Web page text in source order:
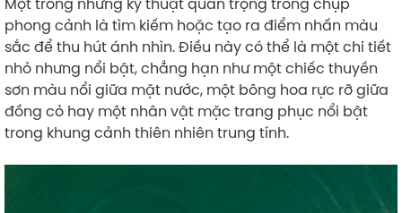
Một trong những kỹ thuật quan trọng trong chụp
phong cảnh là tìm kiếm hoặc tạo ra điểm nhấn màu
sắc để thu hút ánh nhìn. Điều này có thể là một chi tiết
nhỏ nhưng nổi bật, chẳng hạn như một chiếc thuyền
sơn màu nổi giữa mặt nước, một bông hoa rực rỡ giữa
đồng cỏ hay một nhân vật mặc trang phục nổi bật
trong khung cảnh thiên nhiên trung tính.